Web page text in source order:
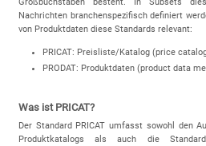
Nachrichten branchenspezifisch definiert
von Produktdaten diese Standards relevant:
PRICAT: Preisliste/Katalog (price
PRODAT: Produktdaten (product data
Was ist PRICAT?
Der Standard PRICAT umfasst sowohl den
Produktkatalogs als auch die